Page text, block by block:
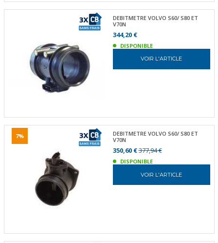
DEBITMETRE VOLVO S60/ S80 ET
V70N
344,20 €
DISPONIBLE
VOIR L'ARTICLE
7%
DEBITMETRE VOLVO S60/ S80 ET
V70N
350,60 €377,94 €
DISPONIBLE
VOIR L'ARTICLE